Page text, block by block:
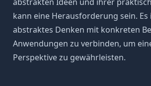
abstrakten Ideen und ihrer
kann eine Herausforderung sein.
abstraktes Denken mit konkreten
Anwendungen zu verbinden, um
Perspektive zu gewährleisten.